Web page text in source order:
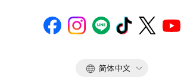
语 简体中文